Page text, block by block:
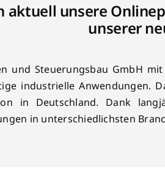
aktuell unsere
unserer
und Steuerungsbau GmbH
industrielle Anwendungen.
in Deutschland. Dank
in unterschiedlichsten